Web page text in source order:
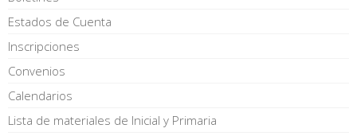
Estados de Cuenta
Inscripciones
Convenios
Calendarios
Lista de materiales de Inicial y Primaria